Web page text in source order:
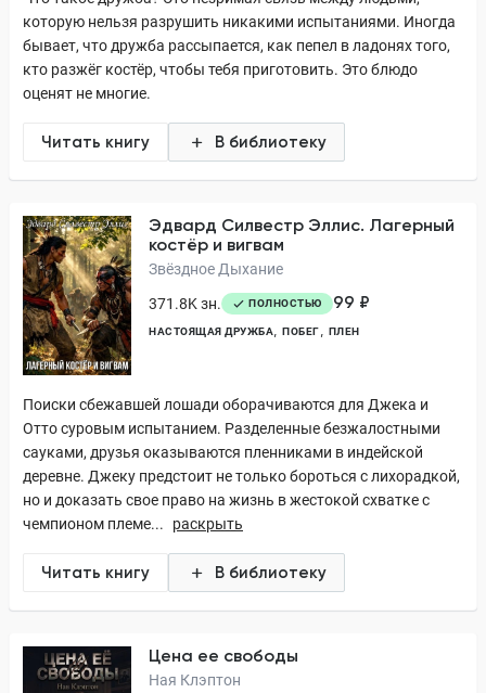
которую нельзя разрушить никакими испытаниями. Иногда
бывает, что дружба рассыпается, как пепел в ладонях того,
кто разжёг костёр, чтобы тебя приготовить. Это блюдо
оценят не многие.
Читать книгу В библиотеку
Эдвард Силвестр Эллис. Лагерный
костёр и вигвам
Звёздное Дыхание
371.8K зн.
ПОЛНОСТЬЮ 99 ₽
НАСТОЯЩАЯ ДРУЖБА ПОБЕГ ПЛЕН
Поиски сбежавшей лошади оборачиваются для Джека и
Отто суровым испытанием. Разделенные безжалостными
сауками, друзья оказываются пленниками в индейской
деревне. Джеку предстоит не только бороться с лихорадкой,
но и доказать свое право на жизнь в жестокой схватке с
чемпионом племе...
раскрыть
Читать книгу В библиотеку
Цена ее свободы
Ная Клэптон